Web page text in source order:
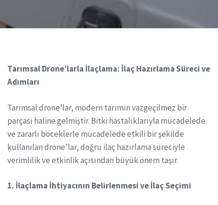
Tarımsal Drone’larla İlaçlama: İlaç Hazırlama Süreci ve
Adımları
Tarımsal drone’lar, modern tarımın vazgeçilmez bir
parçası haline gelmiştir. Bitki hastalıklarıyla mücadelede
ve zararlı böceklerle mücadelede etkili bir şekilde
kullanılan drone’lar, doğru ilaç hazırlama süreciyle
verimlilik ve etkinlik açısından büyük önem taşır.
1. İlaçlama İhtiyacının Belirlenmesi ve İlaç Seçimi